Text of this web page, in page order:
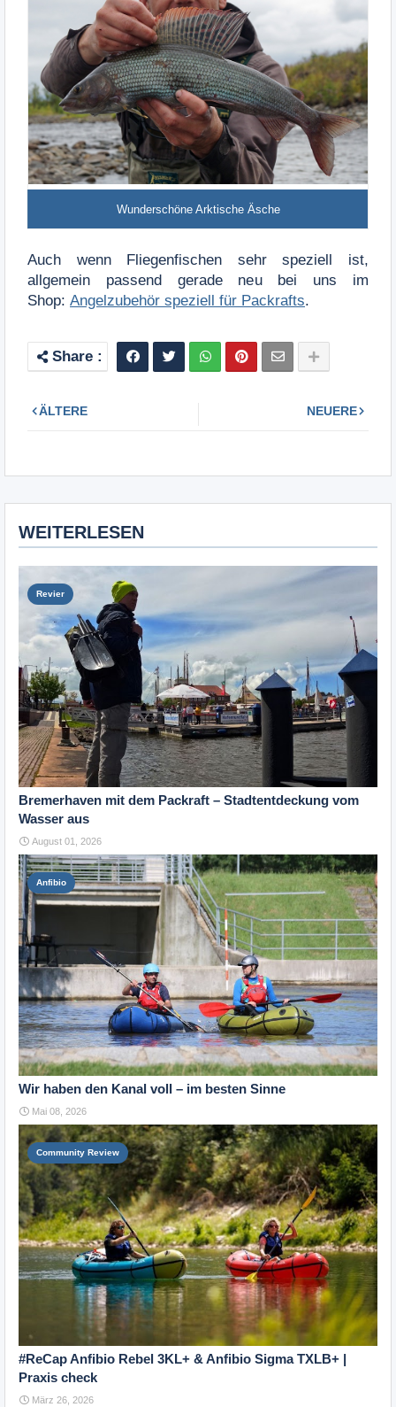
Wunderschöne Arktische Äsche
Auch wenn Fliegenfischen sehr speziell ist,
allgemein passend gerade neu bei uns im
Shop: Angelzubehör speziell für Packrafts.
NEUERE
ÄLTERE
WEITERLESEN
Revier
Bremerhaven mit dem Packraft – Stadtentdeckung vom
Wasser aus
August 01, 2026
Anfibio
Wir haben den Kanal voll – im besten Sinne
Mai 08, 2026
Community Review
#ReCap Anfibio Rebel 3KL+ & Anfibio Sigma TXLB+ |
Praxis check
März 26, 2026